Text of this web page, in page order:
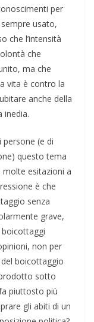
per
usato,
che l’intensità
che
ma che
vita è contro la
anche della
inedia.
(e di
questo tema
molte esitazioni a
è che
senza
grave,
non per
boicottaggio
sotto
piuttosto più
gli abiti di un